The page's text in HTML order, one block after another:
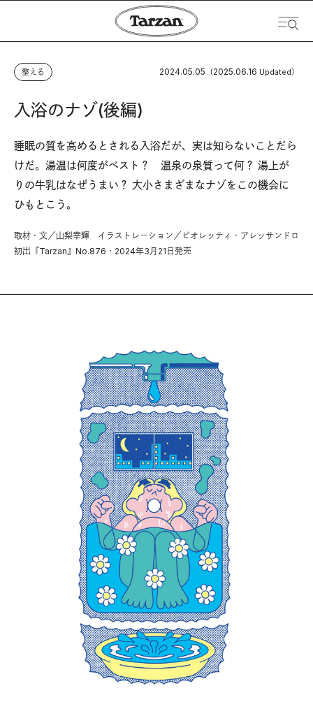
整える 2024.05.05 （2025.06.16 Updated）
入浴のナゾ(後編)
睡眠の質を高めるとされる入浴だが、実は知らないことだら
けだ。湯温は何度がベスト？ 温泉の泉質って何？ 湯上が
りの牛乳はなぜうまい？ 大小さまざまなナゾをこの機会に
ひもとこう。
取材・文／山梨幸輝 イラストレーション／ビオレッティ・アレッサンドロ
初出『Tarzan』No.876・2024年3月21日発売